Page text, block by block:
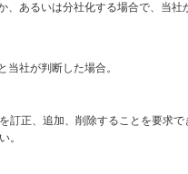
あるいは分社化する場合で、当
社が判断した場合。
訂正、追加、削除することを要求
。